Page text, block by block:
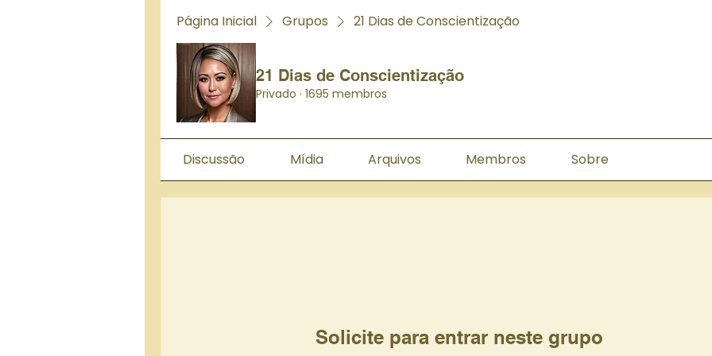
Página Inicial Grupos 21 Dias de Conscientização
21 Dias de Conscientização
Privado · 1695 membros
Discussão Mídia Arquivos Membros Sobre
Solicite para entrar neste grupo